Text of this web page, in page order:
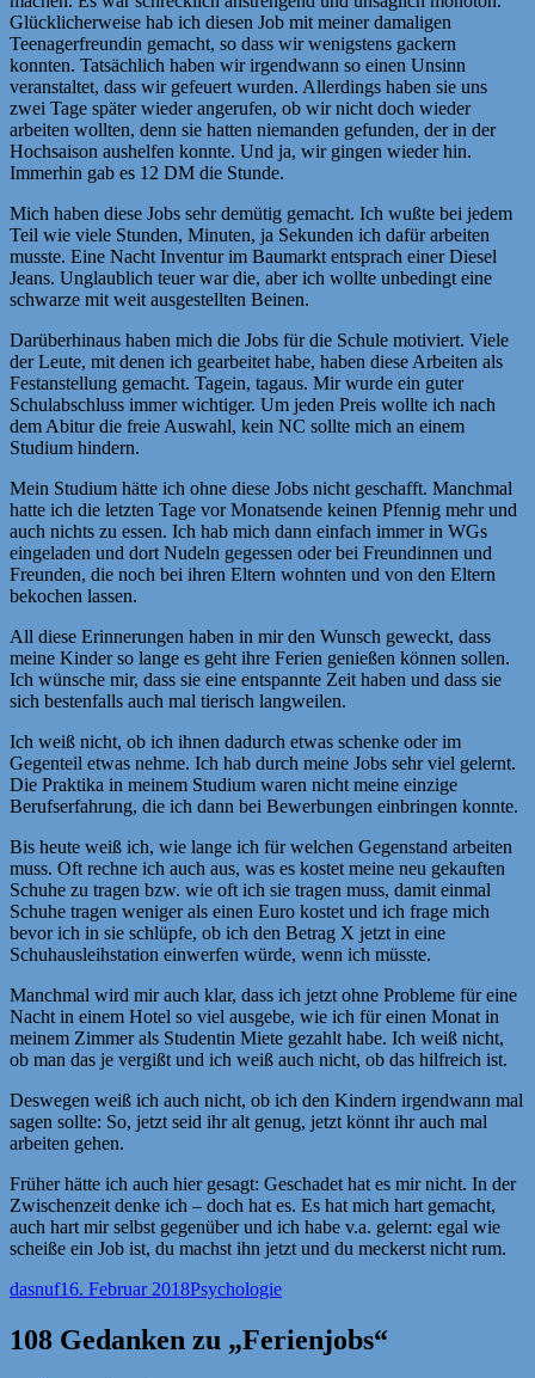
Glücklicherweise hab ich diesen Job mit meiner damaligen
Teenagerfreundin gemacht, so dass wir wenigstens gackern
konnten. Tatsächlich haben wir irgendwann so einen Unsinn
veranstaltet, dass wir gefeuert wurden. Allerdings haben sie uns
zwei Tage später wieder angerufen, ob wir nicht doch wieder
arbeiten wollten, denn sie hatten niemanden gefunden, der in der
Hochsaison aushelfen konnte. Und ja, wir gingen wieder hin.
Immerhin gab es 12 DM die Stunde.
Mich haben diese Jobs sehr demütig gemacht. Ich wußte bei jedem
Teil wie viele Stunden, Minuten, ja Sekunden ich dafür arbeiten
musste. Eine Nacht Inventur im Baumarkt entsprach einer Diesel
Jeans. Unglaublich teuer war die, aber ich wollte unbedingt eine
schwarze mit weit ausgestellten Beinen.
Darüberhinaus haben mich die Jobs für die Schule motiviert. Viele
der Leute, mit denen ich gearbeitet habe, haben diese Arbeiten als
Festanstellung gemacht. Tagein, tagaus. Mir wurde ein guter
Schulabschluss immer wichtiger. Um jeden Preis wollte ich nach
dem Abitur die freie Auswahl, kein NC sollte mich an einem
Studium hindern.
Mein Studium hätte ich ohne diese Jobs nicht geschafft. Manchmal
hatte ich die letzten Tage vor Monatsende keinen Pfennig mehr und
auch nichts zu essen. Ich hab mich dann einfach immer in WGs
eingeladen und dort Nudeln gegessen oder bei Freundinnen und
Freunden, die noch bei ihren Eltern wohnten und von den Eltern
bekochen lassen.
All diese Erinnerungen haben in mir den Wunsch geweckt, dass
meine Kinder so lange es geht ihre Ferien genießen können sollen.
Ich wünsche mir, dass sie eine entspannte Zeit haben und dass sie
sich bestenfalls auch mal tierisch langweilen.
Ich weiß nicht, ob ich ihnen dadurch etwas schenke oder im
Gegenteil etwas nehme. Ich hab durch meine Jobs sehr viel gelernt.
Die Praktika in meinem Studium waren nicht meine einzige
Berufserfahrung, die ich dann bei Bewerbungen einbringen konnte.
Bis heute weiß ich, wie lange ich für welchen Gegenstand arbeiten
muss. Oft rechne ich auch aus, was es kostet meine neu gekauften
Schuhe zu tragen bzw. wie oft ich sie tragen muss, damit einmal
Schuhe tragen weniger als einen Euro kostet und ich frage mich
bevor ich in sie schlüpfe, ob ich den Betrag X jetzt in eine
Schuhausleihstation einwerfen würde, wenn ich müsste.
Manchmal wird mir auch klar, dass ich jetzt ohne Probleme für eine
Nacht in einem Hotel so viel ausgebe, wie ich für einen Monat in
meinem Zimmer als Studentin Miete gezahlt habe. Ich weiß nicht,
ob man das je vergißt und ich weiß auch nicht, ob das hilfreich ist.
Deswegen weiß ich auch nicht, ob ich den Kindern irgendwann mal
sagen sollte: So, jetzt seid ihr alt genug, jetzt könnt ihr auch mal
arbeiten gehen.
Früher hätte ich auch hier gesagt: Geschadet hat es mir nicht. In der
Zwischenzeit denke ich – doch hat es. Es hat mich hart gemacht,
auch hart mir selbst gegenüber und ich habe v.a. gelernt: egal wie
scheiße ein Job ist, du machst ihn jetzt und du meckerst nicht rum.
Autor
dasnufVeröffentlicht
16. Februar 2018Kategorien
Psychologie
108 Gedanken zu „Ferienjobs“